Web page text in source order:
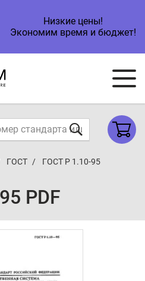
Низкие цены!
Экономим время и бюджет!
ГОСТ ГОСТ Р 1.10-95
PDF